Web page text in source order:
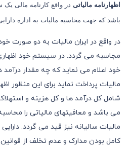
اظهارنامه مالیاتی در واقع کارنامه مالی
باشد که جهت محاسبه مالیات به اداره
در واقع در ایران مالیات به دو صورت
مجاسبه می گردد. در سیستم خود
خود اعلام می نماید که چه مقدار درآمد
مالیات پرداخت نماید برای این منظور
شامل کل درآمد ها و کل هزینه و
می باشد و معافیتهای مالیاتی را
مالیات سالیانه نیز قید می گردد.
کامل بودن مدارک و عدم تخلف از